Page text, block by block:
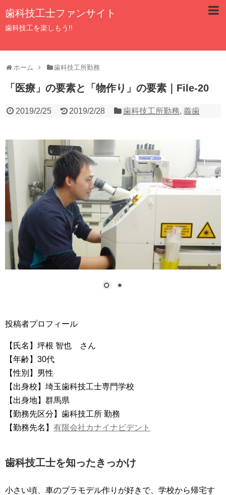
歯科技工士ファンサイト
歯科技工を楽しもう!!
ホーム 歯科技工所勤務
「医療」の要素と「物作り」の要素｜File-20
2019/2/25 2019/2/28 歯科技工所勤務,義歯
投稿者プロフィール
【氏名】坪根 智也 さん
【年齢】30代
【性別】男性
【出身校】埼玉歯科技工士専門学校
【出身地】群馬県
【勤務先区分】歯科技工所 勤務
【勤務先名】 有限会社カナイナビデント
歯科技工士を知ったきっかけ
小さい頃、車のプラモデル作りが好きで、学校から帰宅す